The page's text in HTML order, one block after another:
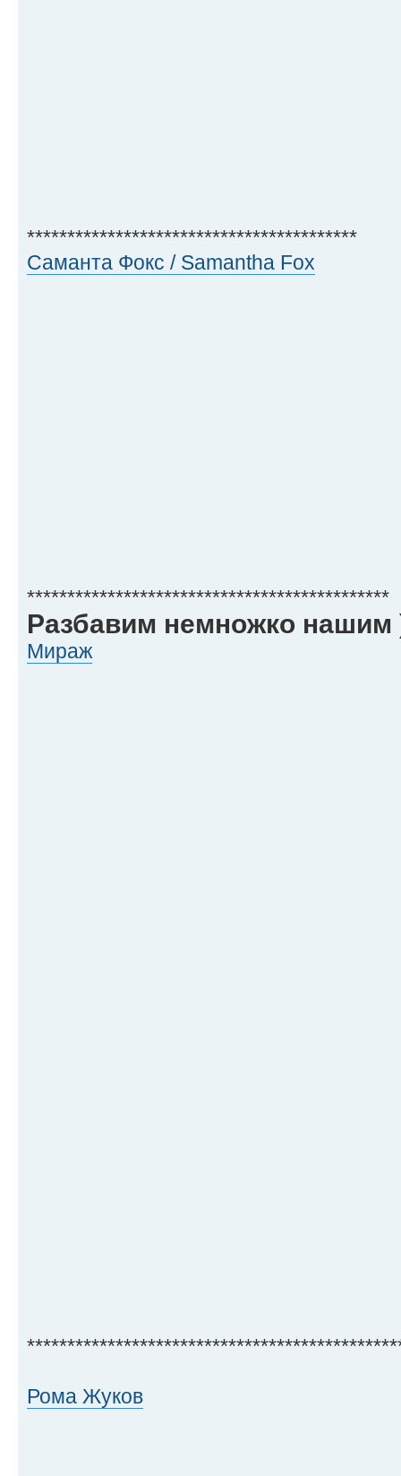
*****************************************
Саманта Фокс / Samantha Fox
*********************************************
Разбавим немножко нашим
Мираж
Рома Жуков